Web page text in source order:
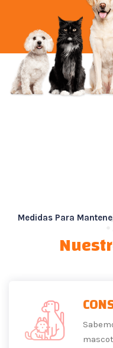
Medidas Para